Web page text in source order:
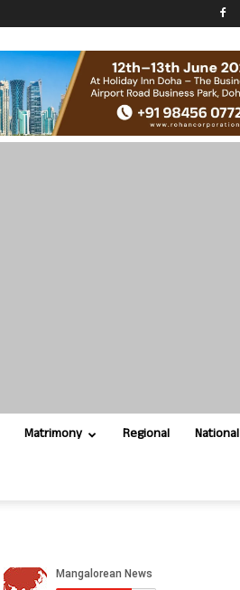
Matrimony Regional National